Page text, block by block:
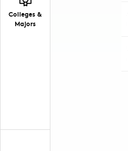
Colleges &
Majors